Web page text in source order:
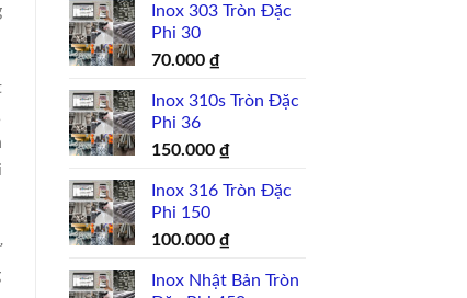
Inox 303 Tròn Đặc
Phi 30
70.000 ₫
Inox 310s Tròn Đặc
Phi 36
150.000 ₫
Inox 316 Tròn Đặc
Phi 150
100.000 ₫
Inox Nhật Bản Tròn